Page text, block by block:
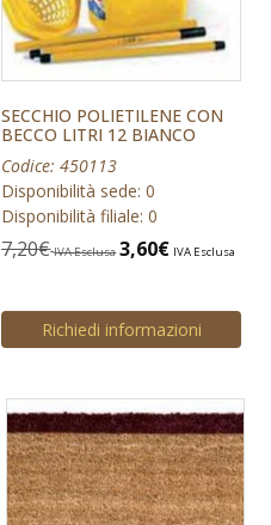
SECCHIO POLIETILENE CON
BECCO LITRI 12 BIANCO
Codice: 450113
Disponibilità sede: 0
Disponibilità filiale: 0
7,20€ IVA Esclusa 3,60€ IVA Esclusa
Richiedi informazioni